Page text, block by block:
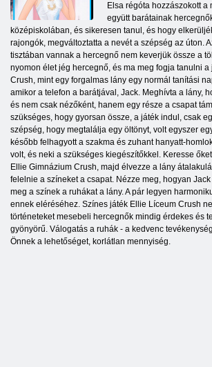
Elsa régóta hozzászokott a
együtt barátainak
középiskolában, és sikeresen tanul, és hogy
rajongók, megváltoztatta a nevét a szépség az úton.
tisztában vannak a hercegnő nem keverjük össze a
nyomon élet jég hercegnő, és ma meg fogja tanulni
Crush, mint egy forgalmas lány egy normál tanítási
amikor a telefon a barátjával, Jack. Meghívta a lány,
és nem csak nézőként, hanem egy része a csapat
szükséges, hogy gyorsan össze, a játék indul, csak
szépség, hogy megtalálja egy öltönyt, volt egyszer
később felhagyott a szakma és zuhant hanyatt-
volt, és neki a szükséges kiegészítőkkel. Keresse
Ellie Gimnázium Crush, majd élvezze a lány
felelnie a színeket a csapat. Nézze meg, hogyan
meg a színek a ruhákat a lány. A pár legyen
ennek eléréséhez. Színes játék Ellie Líceum Crush
történeteket mesebeli hercegnők mindig érdekes és
gyönyörű. Válogatás a ruhák - a kedvenc
Önnek a lehetőséget, korlátlan mennyiség.